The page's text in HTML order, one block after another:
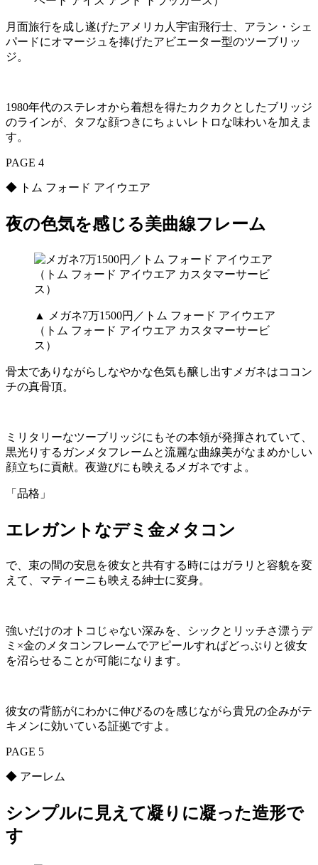
月面旅行を成し遂げたアメリカ人宇宙飛行士、アラン・シェ
パードにオマージュを捧げたアビエーター型のツーブリッ
ジ。
1980年代のステレオから着想を得たカクカクとしたブリッジ
のラインが、タフな顔つきにちょいレトロな味わいを加えま
す。
PAGE 4
◆ トム フォード アイウエア
夜の色気を感じる美曲線フレーム
▲ メガネ7万1500円／トム フォード アイウエア
（トム フォード アイウエア カスタマーサービ
ス）
骨太でありながらしなやかな色気も醸し出すメガネはココン
チの真骨頂。
ミリタリーなツーブリッジにもその本領が発揮されていて、
黒光りするガンメタフレームと流麗な曲線美がなまめかしい
顔立ちに貢献。夜遊びにも映えるメガネですよ。
「品格」
エレガントなデミ金メタコン
で、束の間の安息を彼女と共有する時にはガラリと容貌を変
えて、マティーニも映える紳士に変身。
強いだけのオトコじゃない深みを、シックとリッチさ漂うデ
ミ×金のメタコンフレームでアピールすればどっぷりと彼女
を沼らせることが可能になります。
彼女の背筋がにわかに伸びるのを感じながら貴兄の企みがテ
キメンに効いている証拠ですよ。
PAGE 5
◆ アーレム
シンプルに見えて凝りに凝った造形で
す